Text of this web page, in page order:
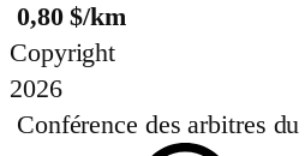
0,80$/km
Copyright
2026
Conférence des arbitres